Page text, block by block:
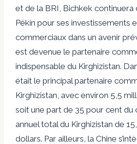
et de la BRI, Bichkek continuera
Pékin pour ses investissements
commerciaux dans un avenir
est devenue le partenaire
indispensable du Kirghizistan.
était le principal partenaire
Kirghizistan, avec environ 5,5
soit une part de 35 pour cent du
annuel total du Kirghizistan de
dollars. Par ailleurs, la Chine